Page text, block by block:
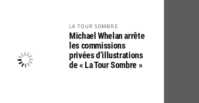
LA TOUR SOMBRE
Michael Whelan arrête
les commissions
privées d’illustrations
de « La Tour Sombre »